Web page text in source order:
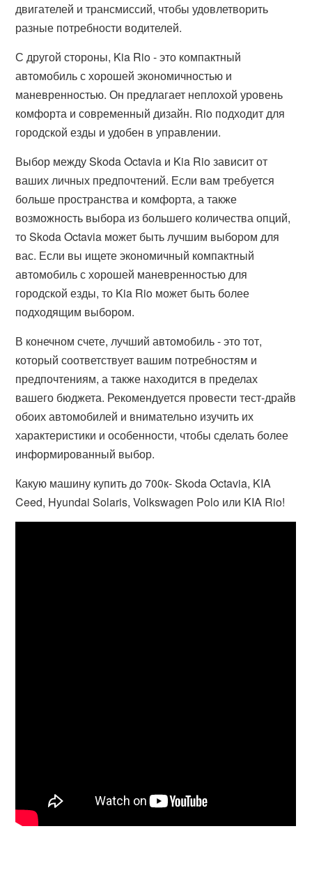
двигателей и трансмиссий, чтобы удовлетворить
разные потребности водителей.
С другой стороны, Kia Rio - это компактный
автомобиль с хорошей экономичностью и
маневренностью. Он предлагает неплохой уровень
комфорта и современный дизайн. Rio подходит для
городской езды и удобен в управлении.
Выбор между Skoda Octavia и Kia Rio зависит от
ваших личных предпочтений. Если вам требуется
больше пространства и комфорта, а также
возможность выбора из большего количества опций,
то Skoda Octavia может быть лучшим выбором для
вас. Если вы ищете экономичный компактный
автомобиль с хорошей маневренностью для
городской езды, то Kia Rio может быть более
подходящим выбором.
В конечном счете, лучший автомобиль - это тот,
который соответствует вашим потребностям и
предпочтениям, а также находится в пределах
вашего бюджета. Рекомендуется провести тест-драйв
обоих автомобилей и внимательно изучить их
характеристики и особенности, чтобы сделать более
информированный выбор.
Какую машину купить до 700к- Skoda Octavia, KIA
Ceed, Hyundai Solaris, Volkswagen Polo или KIA Rio!